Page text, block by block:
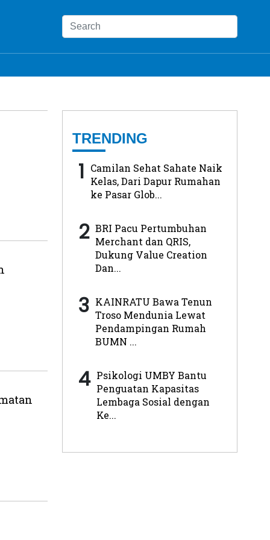
TRENDING
1 Camilan Sehat Sahate Naik
Kelas, Dari Dapur Rumahan
ke Pasar Glob...
2 BRI Pacu Pertumbuhan
Merchant dan QRIS,
Dukung Value Creation
Dan...
3 KAINRATU Bawa Tenun
Troso Mendunia Lewat
Pendampingan Rumah
BUMN ...
4 Psikologi UMBY Bantu
Penguatan Kapasitas
Lembaga Sosial dengan
Ke...